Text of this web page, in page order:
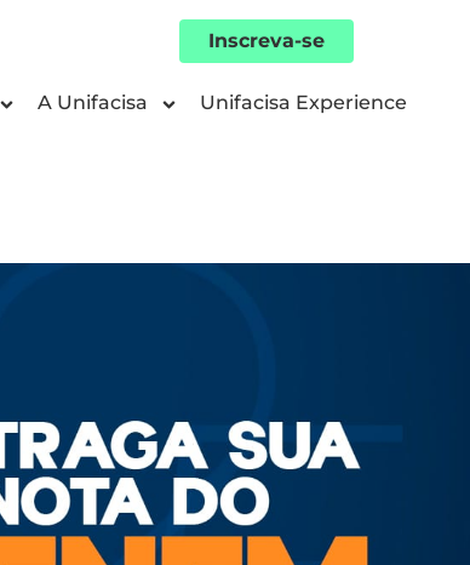
Inscreva-se
A Unifacisa Unifacisa Experience